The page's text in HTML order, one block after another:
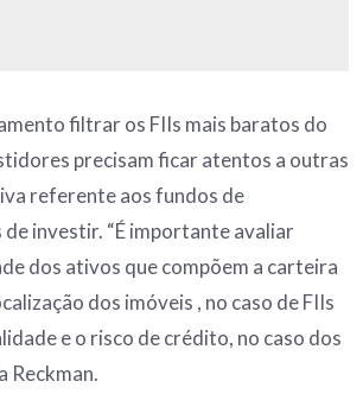
filtrar os FIIs mais baratos do
precisam ficar atentos a outras
referente aos fundos de
investir. “É importante avaliar
dos ativos que compõem a carteira
dos imóveis , no caso de FIIs
e o risco de crédito, no caso dos
Reckman.